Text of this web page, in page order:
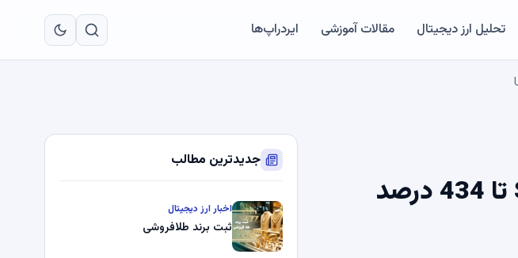
تحلیل ارز دیجیتال مقالات آموزشی ایردراپ‌ها
نرخ سوختگی شیبا اینو با سوزاندن میلیون‌ها SHIB تا 434 درصد
جدیدترین مطالب
اخبار ارز دیجیتال
ثبت برند طلافروشی